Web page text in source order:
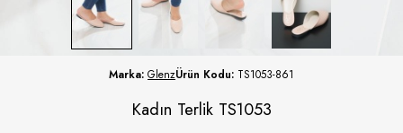
Marka: GlenzÜrün Kodu: TS1053-861
Kadın Terlik TS1053